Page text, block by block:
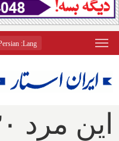
Lang
: Persian